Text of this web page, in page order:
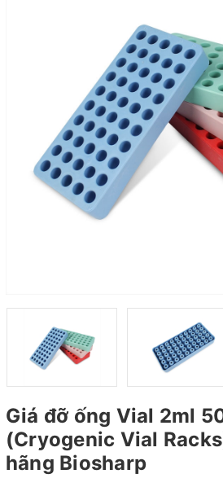
Giá đỡ ống Vial 2ml
(Cryogenic Vial
hãng Biosharp